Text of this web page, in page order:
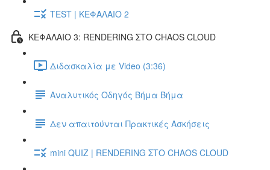
TEST | ΚΕΦΑΛΑΙΟ 2
ΚΕΦΑΛΑΙΟ 3: RENDERING ΣΤΟ CHAOS CLOUD
Διδασκαλία με Video (3:36)
Αναλυτικός Οδηγός Βήμα Βήμα
Δεν απαιτούνται Πρακτικές Ασκήσεις
mini QUIZ | RENDERING ΣΤΟ CHAOS CLOUD